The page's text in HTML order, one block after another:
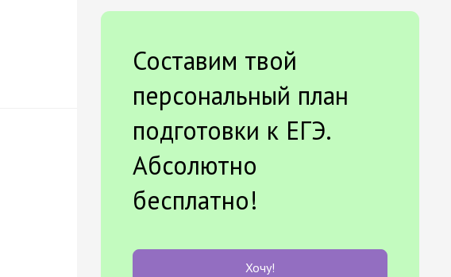
Составим твой
персональный план
подготовки к ЕГЭ.
Абсолютно
бесплатно!
Хочу!